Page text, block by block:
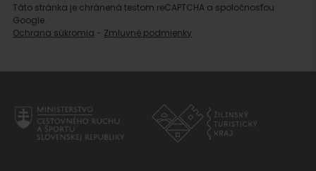
Táto stránka je chránená testom reCAPTCHA a spoločnosťou
Google.
Ochrana súkromia - Zmluvné podmienky